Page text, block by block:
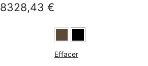
8328,43 €
de
prix :
7134,91 €
Effacer